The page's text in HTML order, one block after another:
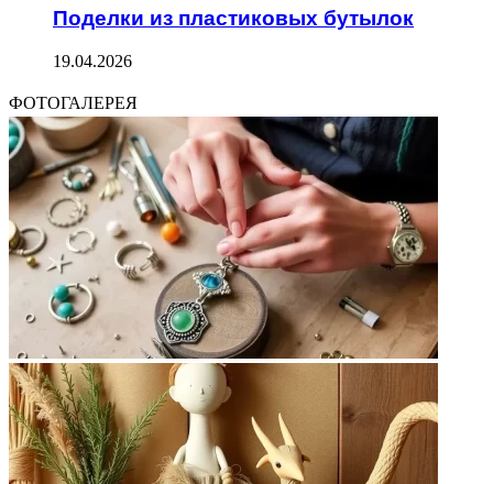
Поделки из пластиковых бутылок
19.04.2026
ФОТОГАЛЕРЕЯ